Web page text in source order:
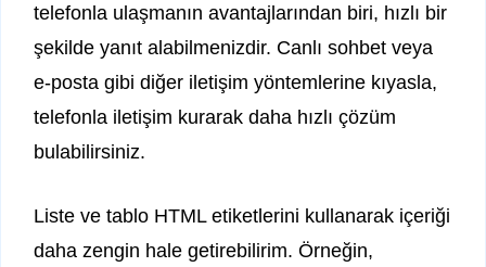
telefonla ulaşmanın avantajlarından biri, hızlı bir
şekilde yanıt alabilmenizdir. Canlı sohbet veya
e-posta gibi diğer iletişim yöntemlerine kıyasla,
telefonla iletişim kurarak daha hızlı çözüm
bulabilirsiniz.
Liste ve tablo HTML etiketlerini kullanarak içeriği
daha zengin hale getirebilirim. Örneğin,